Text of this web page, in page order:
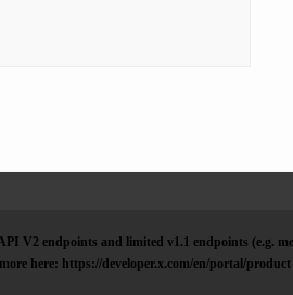
V2 endpoints and limited v1.1 endpoints (e.g.
here: https://developer.x.com/en/portal/product